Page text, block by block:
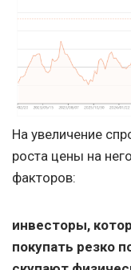
На увеличение
роста цены на
факторов:
инвесторы,
покупать резко